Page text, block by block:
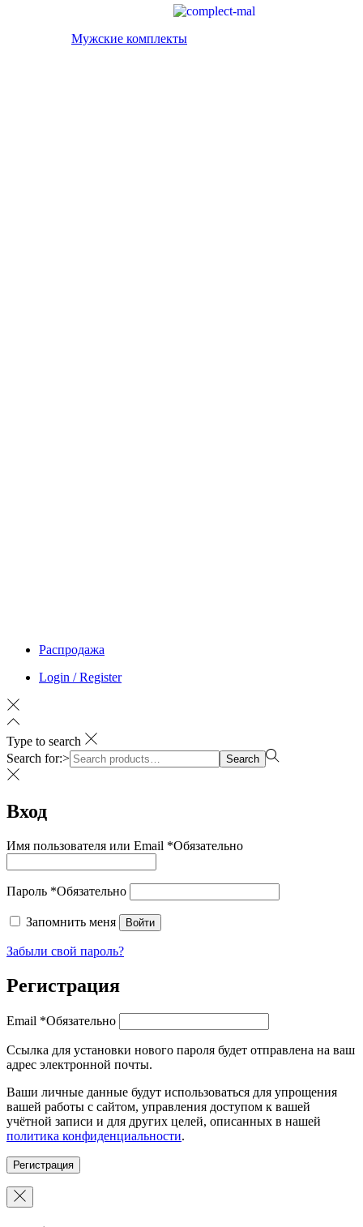
Мужские комплекты
Распродажа
Login / Register
Type to search
Search for:>
Search
Вход
Имя пользователя или Email *Обязательно
Пароль *Обязательно
Запомнить меня Войти
Забыли свой пароль?
Регистрация
Email *Обязательно
Ссылка для установки нового пароля будет отправлена ​​на ваш
адрес электронной почты.
Ваши личные данные будут использоваться для упрощения
вашей работы с сайтом, управления доступом к вашей
учётной записи и для других целей, описанных в нашей
политика конфиденциальности.
Регистрация